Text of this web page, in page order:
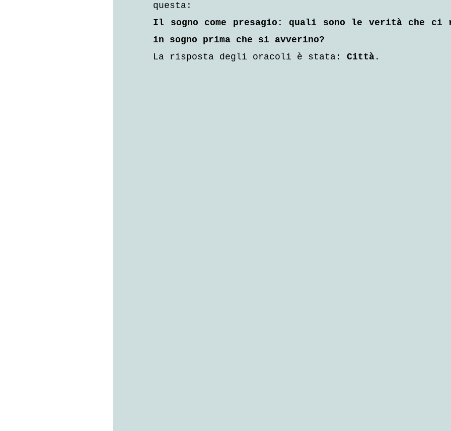
questa:
Il sogno come presagio: quali sono le verità che ci
in sogno prima che si avverino?
La risposta degli oracoli è stata: Città .